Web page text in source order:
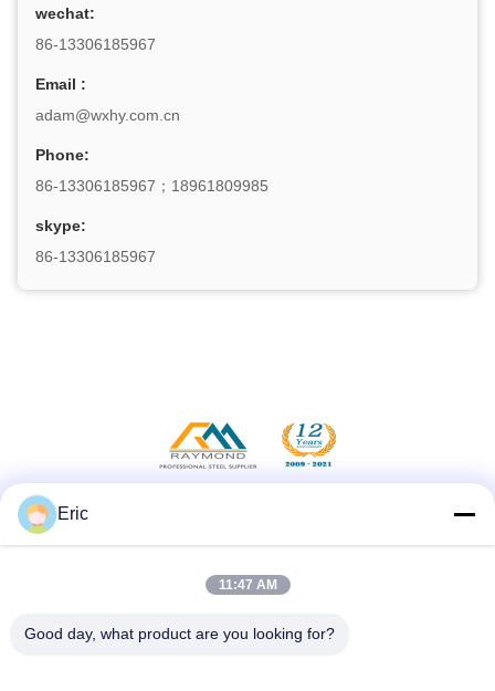
wechat:
86-13306185967
Email :
adam@wxhy.com.cn
Phone:
86-13306185967；18961809985
skype:
86-13306185967
त्वरित संपर्क करें
Eric
11:47 AM
Good day, what product are you looking for?